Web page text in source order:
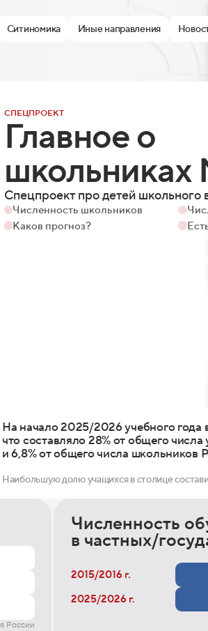
Ситиномика Иные направления
СПЕЦПРОЕКТ
Главное о
Спецпроект про детей школьного
Численность школьников
Каков прогноз?
На начало 2025/2026 учебного года
что составляло 28% от общего
и 6,8% от общего числа школьников
Наибольшую долю учащихся в столице
России
Численность
в частных/
2015/2016 г.
2025/2026 г.